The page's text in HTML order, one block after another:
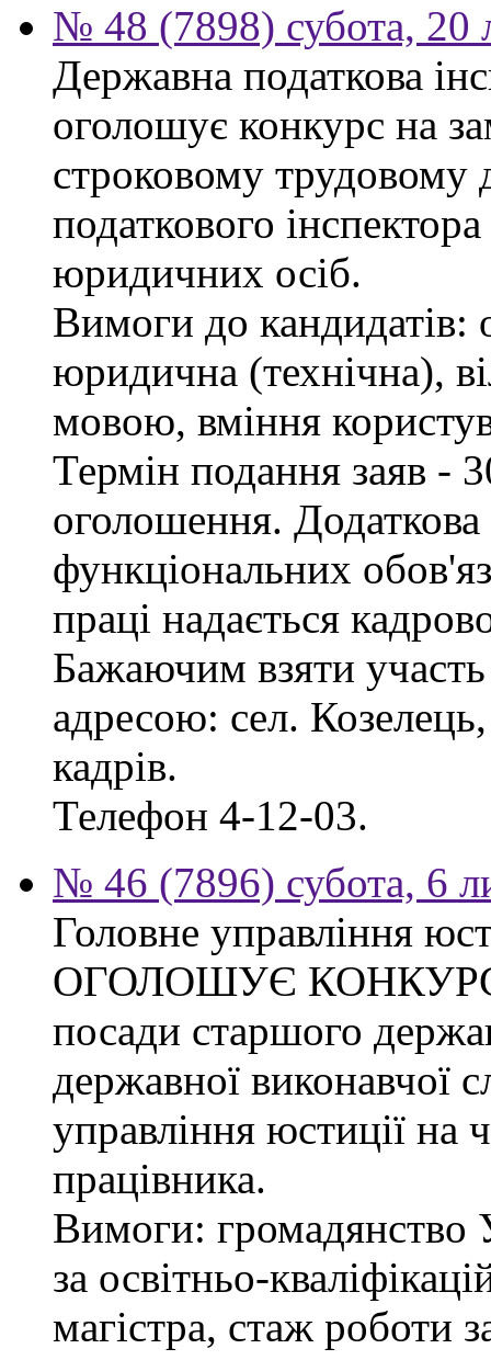
№ 48 (7898) субота, 20
Державна податкова
оголошує конкурс на
строковому трудовому
податкового
юридичних осіб.
Вимоги до кандидатів:
юридична (технічна),
мовою, вміння
Термін подання заяв -
оголошення.
функціональних
праці надається
Бажаючим взяти участь
адресою: сел.
кадрів.
Телефон 4-12-03.
№ 46 (7896) субота, 6
Головне управління
ОГОЛОШУЄ КОНКУРС
посади старшого
державної виконавчої
управління юстиції на
працівника.
Вимоги: громадянство
за освітньо-
магістра, стаж роботи